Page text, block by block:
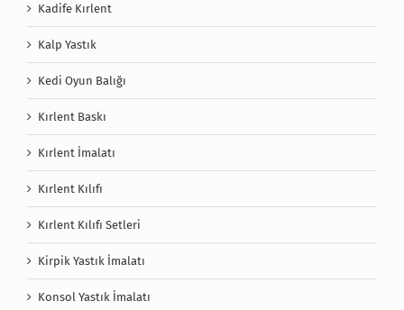
Kadife Kırlent
Kalp Yastık
Kedi Oyun Balığı
Kırlent Baskı
Kırlent İmalatı
Kırlent Kılıfı
Kırlent Kılıfı Setleri
Kirpik Yastık İmalatı
Konsol Yastık İmalatı